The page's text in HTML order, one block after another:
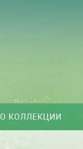
О КОЛЛЕКЦИИ